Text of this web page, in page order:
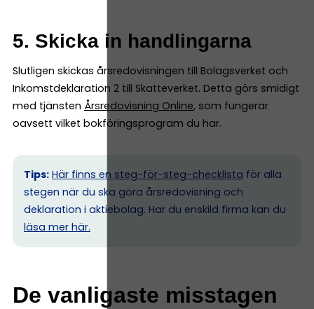
5. Skicka in handlingarna
Slutligen skickas årsredovisningen till Bolagsverket och
Inkomstdeklaration 2 till Skatteverket. Detta görs smidigt
med tjänsten Årsredovisning Online, som fungerar
oavsett vilket bokföringsprogram du har.
Tips: Här finns en steg-för-steg-checklista för alla
stegen när du ska göra årsredovisning och
deklaration i aktiebolag. Har du enskild firma kan du
läsa mer här.
De vanligaste misstagen